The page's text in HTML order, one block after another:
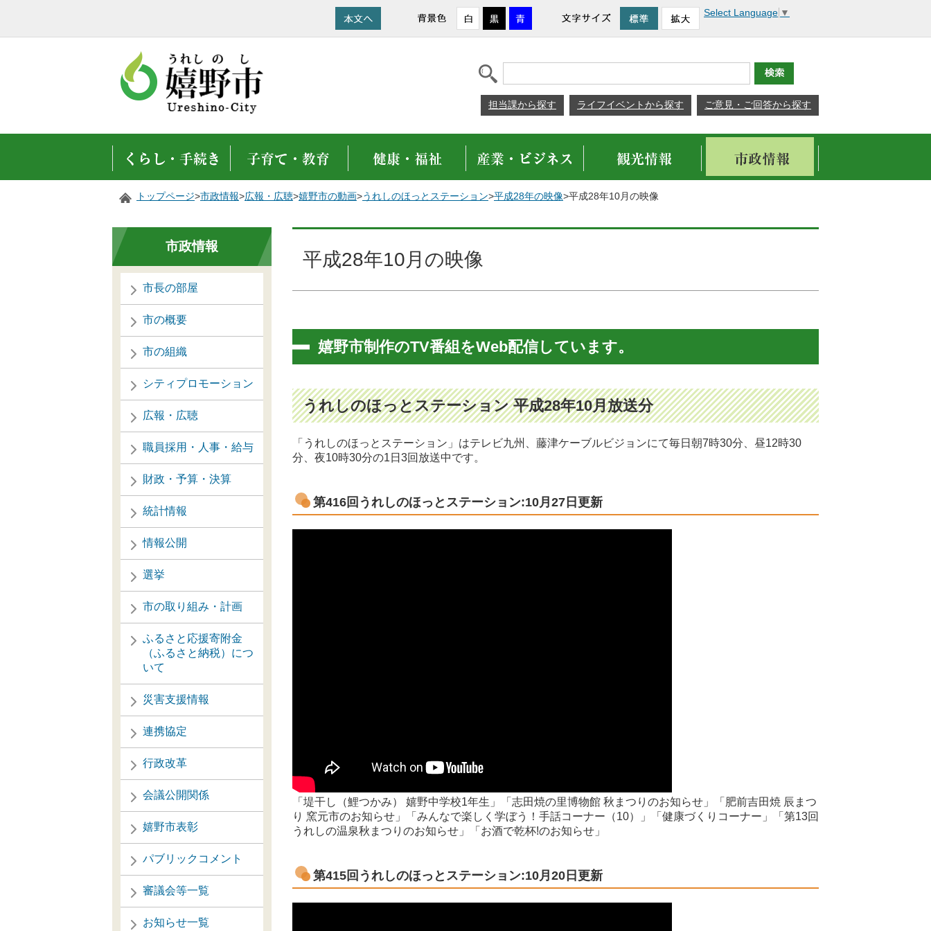
Select Language ▼
担当課から探す ライフイベントから探す ご意見・ご回答から探す
トップページ>市政情報>広報・広聴>嬉野市の動画>うれしのほっとステーション>平成28年の映像>平成28年10月の映像
市政情報
市長の部屋
市の概要
市の組織
シティプロモーション
広報・広聴
職員採用・人事・給与
財政・予算・決算
統計情報
情報公開
選挙
市の取り組み・計画
ふるさと応援寄附金
（ふるさと納税）につ
いて
災害支援情報
連携協定
行政改革
会議公開関係
嬉野市表彰
パブリックコメント
審議会等一覧
お知らせ一覧
平成28年10月の映像
嬉野市制作のTV番組をWeb配信しています。
うれしのほっとステーション 平成28年10月放送分
「うれしのほっとステーション」はテレビ九州、藤津ケーブルビジョンにて毎日朝7時30分、昼12時30
分、夜10時30分の1日3回放送中です。
第416回うれしのほっとステーション:10月27日更新
「堤干し（鯉つかみ） 嬉野中学校1年生」「志田焼の里博物館 秋まつりのお知らせ」「肥前吉田焼 辰まつ
り 窯元市のお知らせ」「みんなで楽しく学ぼう！手話コーナー（10）」「健康づくりコーナー」「第13回
うれしの温泉秋まつりのお知らせ」「お酒で乾杯!のお知らせ」
第415回うれしのほっとステーション:10月20日更新